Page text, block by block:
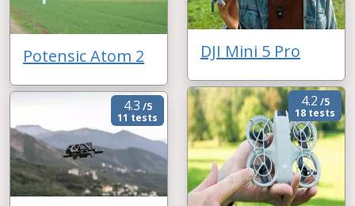
Potensic Atom 2
4.3 /5
11 tests
DJI Mini 5 Pro
4.2 /5
18 tests